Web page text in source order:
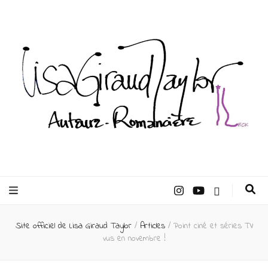
Taylor –
Auteur
Site officiel de Lisa Giraud Taylor / Articles / Point ciné et séries TV
vus en novembre !